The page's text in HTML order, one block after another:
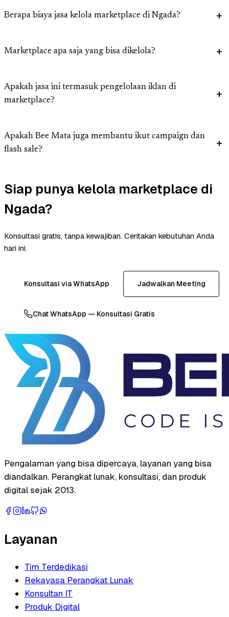
Berapa biaya jasa kelola marketplace di Ngada?
Marketplace apa saja yang bisa dikelola?
Apakah jasa ini termasuk pengelolaan iklan di
marketplace?
Apakah Bee Mata juga membantu ikut campaign dan
flash sale?
Siap punya kelola marketplace di
Ngada?
Konsultasi gratis, tanpa kewajiban. Ceritakan kebutuhan Anda
hari ini.
Konsultasi via WhatsApp Jadwalkan Meeting
Chat WhatsApp — Konsultasi Gratis
Pengalaman yang bisa dipercaya, layanan yang bisa
diandalkan. Perangkat lunak, konsultasi, dan produk
digital sejak 2013.
Layanan
Tim Terdedikasi
Rekayasa Perangkat Lunak
Konsultan IT
Produk Digital